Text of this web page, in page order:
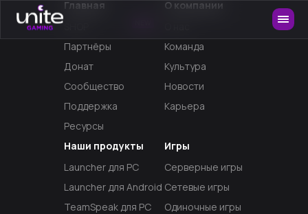
Главная
Партнёры
Донат
Сообщество
Поддержка
Ресурсы
Наши продукты
Launcher для PC
Launcher для Android
TeamSpeak для PC
Игры
Серверные игры
Сетевые игры
Одиночные игры
О компании
Команда
Культура
Новости
Карьера